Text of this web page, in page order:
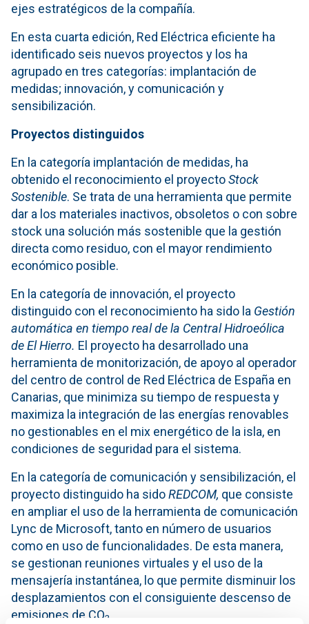
ejes estratégicos de la compañía.
En esta cuarta edición, Red Eléctrica eficiente ha
identificado seis nuevos proyectos y los ha
agrupado en tres categorías: implantación de
medidas; innovación, y comunicación y
sensibilización.
Proyectos distinguidos
En la categoría implantación de medidas, ha
obtenido el reconocimiento el proyectoStock
Sostenible. Se trata de una herramienta que permite
dar a los materiales inactivos, obsoletos o con sobre
stock una solución más sostenible que la gestión
directa como residuo, con el mayor rendimiento
económico posible.
En la categoría de innovación, el proyecto
distinguido con el reconocimiento ha sido la Gestión
automática en tiempo real de la Central Hidroeólica
de El Hierro. El proyecto ha desarrollado una
herramienta de monitorización, de apoyo al operador
del centro de control de Red Eléctrica de España en
Canarias, que minimiza su tiempo de respuesta y
maximiza la integración de las energías renovables
no gestionables en el mix energético de la isla, en
condiciones de seguridad para el sistema.
En la categoría de comunicación y sensibilización, el
proyecto distinguido ha sidoREDCOM, que consiste
en ampliar el uso de la herramienta de comunicación
Lync de Microsoft, tanto en número de usuarios
como en uso de funcionalidades. De esta manera,
se gestionan reuniones virtuales y el uso de la
mensajería instantánea, lo que permite disminuir los
desplazamientos con el consiguiente descenso de
emisiones de CO2